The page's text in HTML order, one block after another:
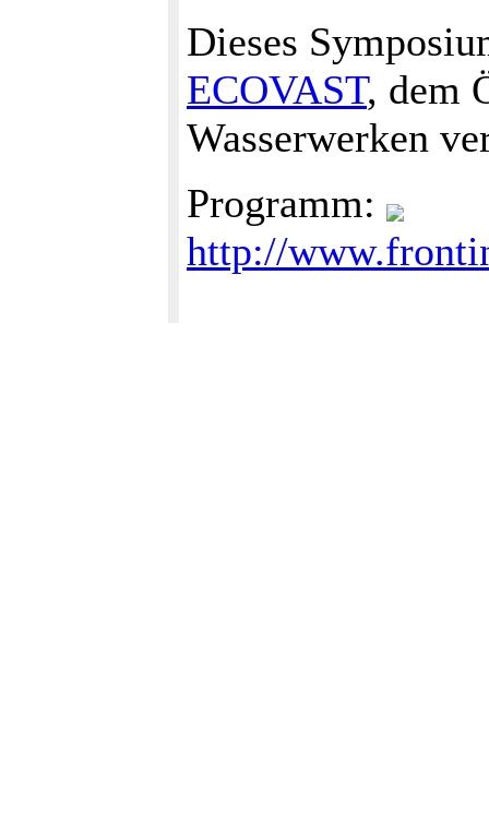
Dieses
ECOVAST, dem
Wasserwerken
Programm:
http://